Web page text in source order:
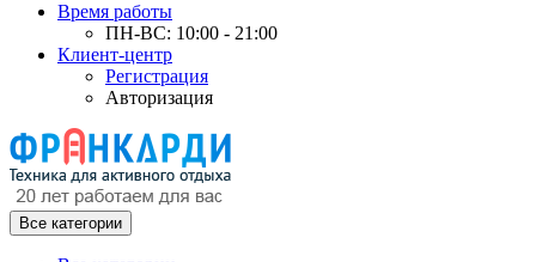
Время работы
ПН-ВС: 10:00 - 21:00
Клиент-центр
Регистрация
Авторизация
Все категории